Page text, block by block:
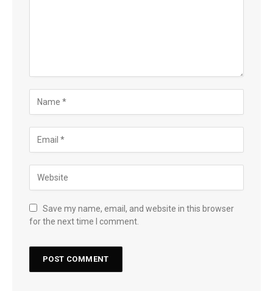
Save my name, email, and website in this browser
for the next time I comment.